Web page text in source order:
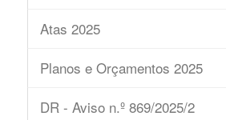
Atas 2025
Planos e Orçamentos 2025
DR - Aviso n.º 869/2025/2